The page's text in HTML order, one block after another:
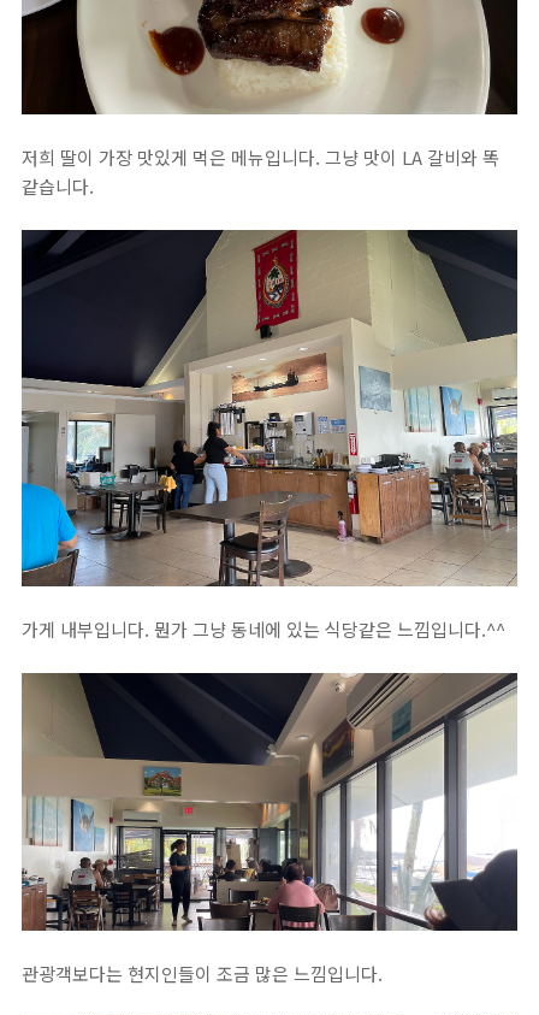
저희 딸이 가장 맛있게 먹은 메뉴입니다. 그냥 맛이 LA 갈비와 똑
같습니다.
가게 내부입니다. 뭔가 그냥 동네에 있는 식당같은 느낌입니다.^^
관광객보다는 현지인들이 조금 많은 느낌입니다.